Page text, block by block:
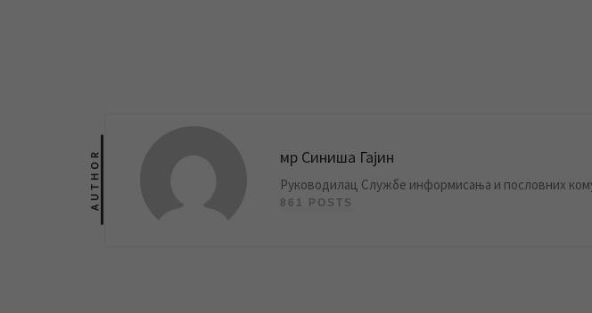
AUTHOR мр Синиша Гајин
Руководилац Службе информисања и пословних
861 POSTS